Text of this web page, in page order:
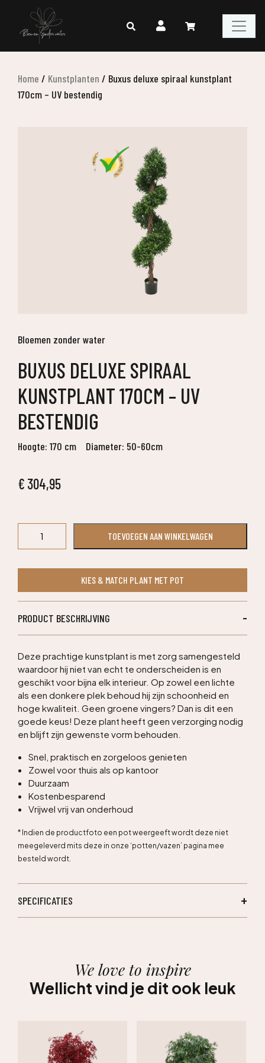
Home / Kunstplanten / Buxus deluxe spiraal kunstplant
170cm – UV bestendig
Bloemen zonder water
BUXUS DELUXE SPIRAAL
KUNSTPLANT 170CM – UV
BESTENDIG
Hoogte: 170 cm Diameter: 50-60cm
€ 304,95
deluxe
kunstplant
-
bestendig
aantal
TOEVOEGEN AAN WINKELWAGEN
KIES & MATCH PLANT MET POT
PRODUCT BESCHRIJVING
Deze prachtige kunstplant is met zorg samengesteld
waardoor hij niet van echt te onderscheiden is en
geschikt voor bijna elk interieur. Op zowel een lichte
als een donkere plek behoud hij zijn schoonheid en
hoge kwaliteit. Geen groene vingers? Dan is dit een
goede keus! Deze plant heeft geen verzorging nodig
en blijft zijn gewenste vorm behouden.
Snel, praktisch en zorgeloos genieten
Zowel voor thuis als op kantoor
Duurzaam
Kostenbesparend
Vrijwel vrij van onderhoud
* Indien de productfoto een pot weergeeft wordt deze niet
meegeleverd mits deze in onze ‘potten/vazen’ pagina mee
besteld wordt.
SPECIFICATIES
We love to inspire
Wellicht vind je dit ook leuk